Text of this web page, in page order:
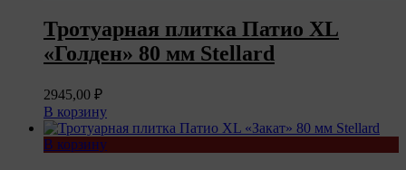
Тротуарная плитка Патио XL
«Голден» 80 мм Stellard
2945,00 ₽
В корзину
В корзину